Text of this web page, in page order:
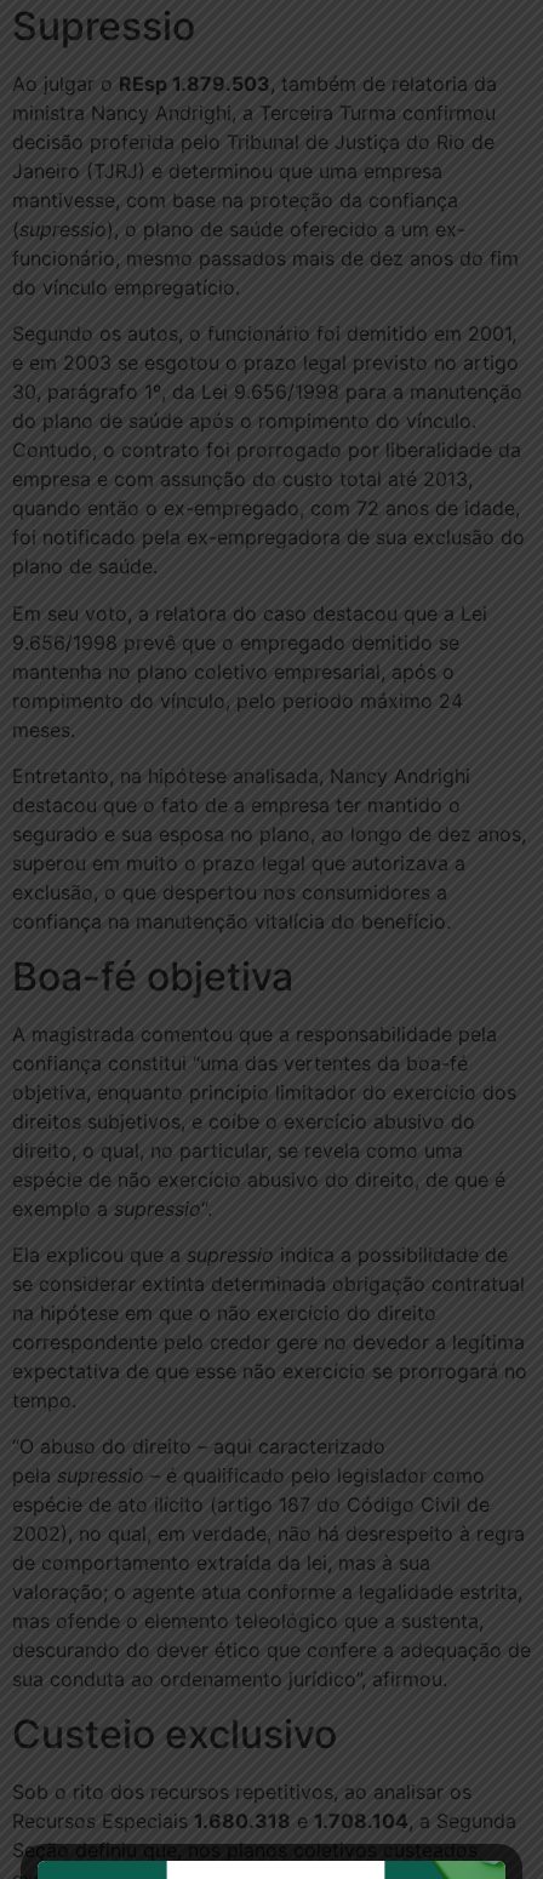
Supressi​​o
Ao julgar o REsp 1.879.503, também de relatoria da
ministra Nancy Andrighi, a Terceira Turma confirmou
decisão proferida pelo Tribunal de Justiça do Rio de
Janeiro (TJRJ) e determinou que uma empresa
mantivesse, com base na proteção da confiança
(supressio), o plano de saúde oferecido a um ex-
funcionário, mesmo passados mais de dez anos do fim
do vínculo empregatício.
Segundo os autos, o funcionário foi demitido em 2001,
e em 2003 se esgotou o prazo legal previsto no artigo
30, parágrafo 1º, da Lei 9.656/1998 para a manutenção
do plano de saúde após o rompimento do vínculo.
Contudo, o contrato foi prorrogado por liberalidade da
empresa e com assunção do custo total até 2013,
quando então o ex-empregado, com 72 anos de idade,
foi notificado pela ex-empregadora de sua exclusão do
plano de saúde.
Em seu voto, a relatora do caso destacou que a Lei
9.656/1998 prevê que o empregado demitido se
mantenha no plano coletivo empresarial, após o
rompimento do vínculo, pelo período máximo 24
meses.
Entretanto, na hipótese analisada, Nancy Andrighi
destacou que o fato de a empresa ter mantido o
segurado e sua esposa no plano, ao longo de dez anos,
superou em muito o prazo legal que autorizava a
exclusão, o que despertou nos consumidores a
confiança na manutenção vitalícia do benefício.
Boa-fé o​​​bjetiva
A magistrada comentou que a responsabilidade pela
confiança constitui “uma das vertentes da boa-fé
objetiva, enquanto princípio limitador do exercício dos
direitos subjetivos, e coíbe o exercício abusivo do
direito, o qual, no particular, se revela como uma
espécie de não exercício abusivo do direito, de que é
exemplo a supressio“.
Ela explicou que a supressio indica a possibilidade de
se considerar extinta determinada obrigação contratual
na hipótese em que o não exercício do direito
correspondente pelo credor gere no devedor a legítima
expectativa de que esse não exercício se prorrogará no
tempo.
“O abuso do direito – aqui caracterizado
pela supressio – é qualificado pelo legislador como
espécie de ato ilícito (artigo 187 do Código Civil de
2002), no qual, em verdade, não há desrespeito à regra
de comportamento extraída da lei, mas à sua
valoração; o agente atua conforme a legalidade estrita,
mas ofende o elemento teleológico que a sustenta,
descurando do dever ético que confere a adequação de
sua conduta ao ordenamento jurídico”, afirmou.
Custeio ex​​​​clusivo
Sob o rito dos recursos repetitivos, ao analisar os
Recursos Especiais 1.680.318 e 1.708.104, a Segunda
Seção definiu que, nos planos coletivos custeados